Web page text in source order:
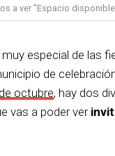
a ver "Espacio
especial de las
de
octubre, hay dos
vas a poder ver